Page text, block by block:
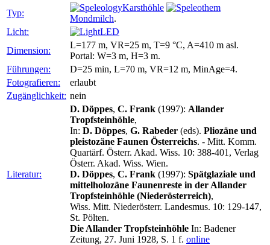
Typ:
Karsthöhle
Mondmilch.
Licht:
LED
Dimension:
L=177 m, VR=25 m, T=9 °C, A=410 m asl.
Portal: W=3 m, H=3 m.
Führungen:
D=25 min, L=70 m, VR=12 m, MinAge=4.
Fotografieren:
erlaubt
Zugänglichkeit: nein
Literatur:
D. Döppes, C. Frank (1997): Allander
Tropfsteinhöhle,
In: D. Döppes, G. Rabeder (eds). Pliozäne und
pleistozäne Faunen Österreichs. - Mitt. Komm.
Quartärf. Österr. Akad. Wiss. 10: 388-401, Verlag
Österr. Akad. Wiss. Wien.
D. Döppes, C. Frank (1997): Spätglaziale und
mittelholozäne Faunenreste in der Allander
Tropfsteinhöhle (Niederösterreich),
Wiss. Mitt. Niederösterr. Landesmus. 10: 129-147,
St. Pölten.
Die Allander Tropfsteinhöhle In: Badener
Zeitung, 27. Juni 1928, S. 1 f. online